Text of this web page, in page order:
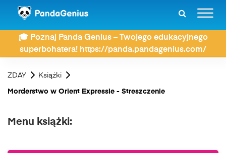
🎓 Poznaj Panda Genius – Twojego edukacyjnego
superbohatera! https://panda.pandagenius.com/
ZDAY Książki
Morderstwo w Orient Expressie - Streszczenie
Menu książki: